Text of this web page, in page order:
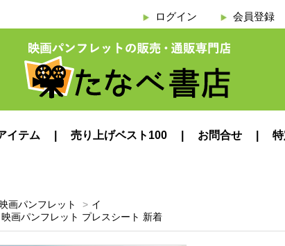
ログイン 会員登録
イテム 売り上げベスト100 お問合せ
画パンフレット > イ
映画パンフレット プレスシート 新着